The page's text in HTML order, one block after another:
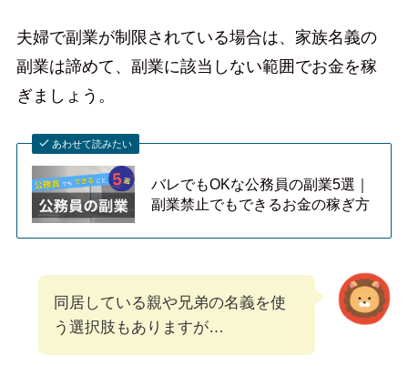
夫婦で副業が制限されている場合は、家族名義の
副業は諦めて、副業に該当しない範囲でお金を稼
ぎましょう。
あわせて読みたい
バレでもOKな公務員の副業5選｜
副業禁止でもできるお金の稼ぎ方
同居している親や兄弟の名義を使
う選択肢もありますが…